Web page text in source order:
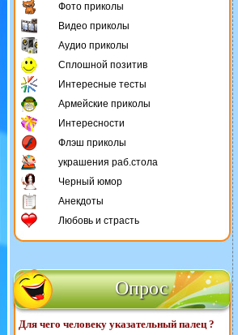
Фото приколы
Видео приколы
Аудио приколы
Сплошной позитив
Интересные тесты
Армейские приколы
Интересности
Флэш приколы
украшения раб.стола
Черный юмор
Анекдоты
Любовь и страсть
Опрос
Для чего человеку указательный палец ?